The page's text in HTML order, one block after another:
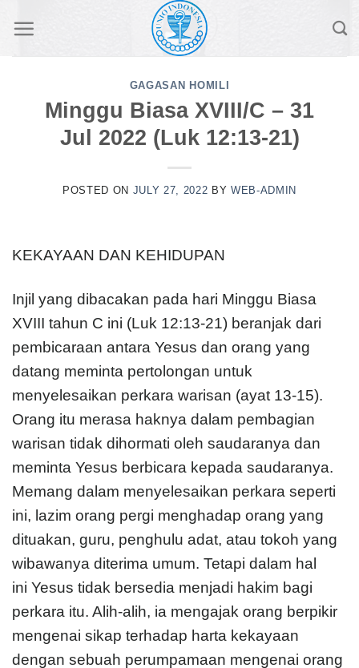
GAGASAN HOMILI
Minggu Biasa XVIII/C – 31
Jul 2022 (Luk 12:13-21)
POSTED ON JULY 27, 2022 BYWEB-ADMIN
KEKAYAAN DAN KEHIDUPAN
Injil yang dibacakan pada hari Minggu Biasa
XVIII tahun C ini (Luk 12:13-21) beranjak dari
pembicaraan antara Yesus dan orang yang
datang meminta pertolongan untuk
menyelesaikan perkara warisan (ayat 13-15).
Orang itu merasa haknya dalam pembagian
warisan tidak dihormati oleh saudaranya dan
meminta Yesus berbicara kepada saudaranya.
Memang dalam menyelesaikan perkara seperti
ini, lazim orang pergi menghadap orang yang
dituakan, guru, penghulu adat, atau tokoh yang
wibawanya diterima umum. Tetapi dalam hal
ini Yesus tidak bersedia menjadi hakim bagi
perkara itu. Alih-alih, ia mengajak orang berpikir
mengenai sikap terhadap harta kekayaan
dengan sebuah perumpamaan mengenai orang